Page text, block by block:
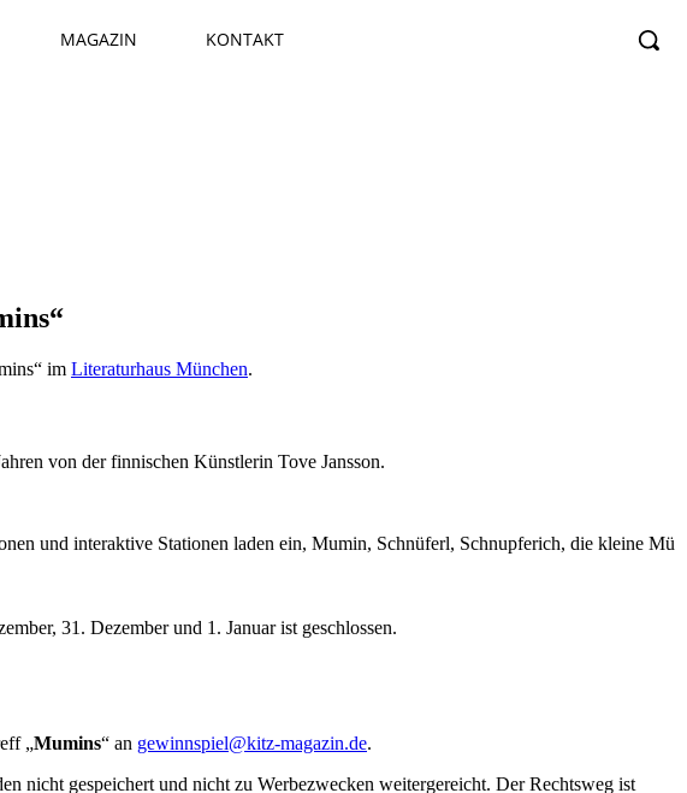
MAGAZIN KONTAKT
im Literaturhaus München.
von der finnischen Künstlerin Tove Jansson.
und interaktive Stationen laden ein, Mumin, Schnüferl, Schnupferich, die kleine Mü
31. Dezember und 1. Januar ist geschlossen.
„Mumins“ an gewinnspiel@kitz-magazin.de.
nicht gespeichert und nicht zu Werbezwecken weitergereicht. Der Rechtsweg ist